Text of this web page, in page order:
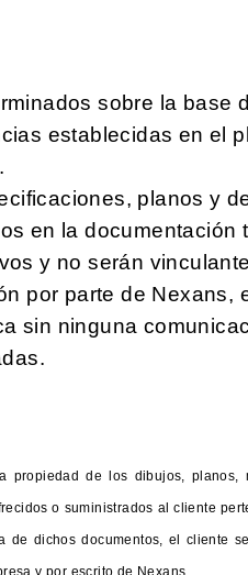
sobre la base
establecidas en el
planos y
en la documentación
y no serán
por parte de Nexans,
sin ninguna
propiedad de los dibujos, planos,
o suministrados al cliente
dichos documentos, el cliente
y por escrito de Nexans.